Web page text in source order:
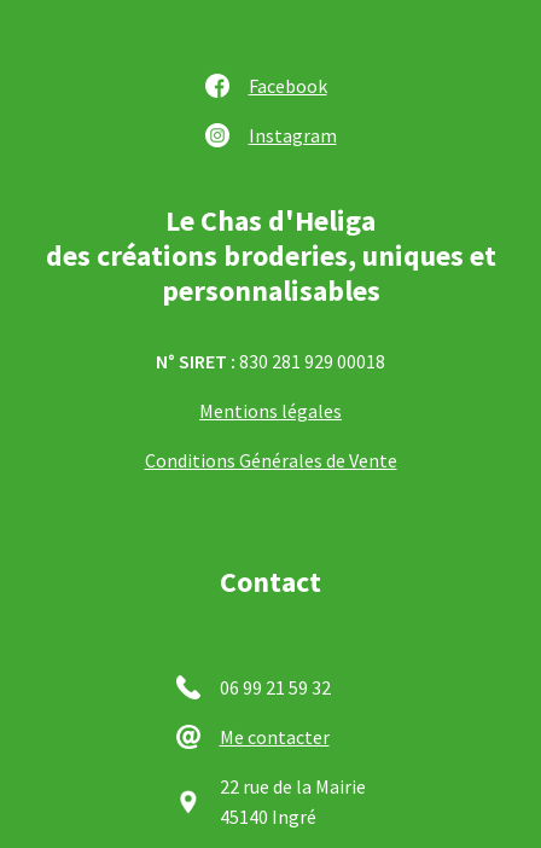
Facebook
Instagram
Le Chas d'Heliga
des créations broderies, uniques et
personnalisables
N° SIRET : 830 281 929 00018
Mentions légales
Conditions Générales de Vente
Contact
06 99 21 59 32
Me contacter
22 rue de la Mairie
45140 Ingré